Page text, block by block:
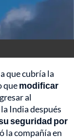
que cubría la
quemodificar
al
India después
seguridad por
la compañía en